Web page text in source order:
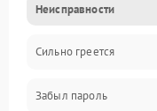
Экран и изображение
Дисплей
Экран (дисплей)
Неисправности
Сильно греется
Забыл пароль